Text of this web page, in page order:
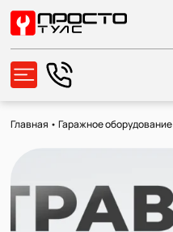
Главная •Гаражное оборудование